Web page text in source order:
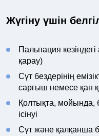
Жүгіну үшін
Пальпация
қарау)
Сүт бездерінің
сарғыш немесе қан
Қолтықта, мойында,
ісінуі
Сүт және қалқанша